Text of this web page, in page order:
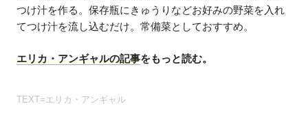
つけ汁を作る。保存瓶にきゅうりなどお好みの野菜を入れ
てつけ汁を流し込むだけ。常備菜としておすすめ。
エリカ・アンギャルの記事をもっと読む。
TEXT=エリカ・アンギャル